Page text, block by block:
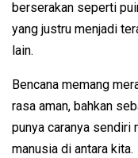
berserakan seperti
yang justru menjadi
lain.
Bencana memang
rasa aman, bahkan
punya caranya sendiri
manusia di antara kita.